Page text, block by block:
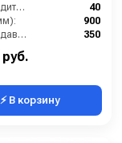
Производительность (л/мин):
40
900
Рабочее давление (бар):
350
руб.
⚡ В корзину